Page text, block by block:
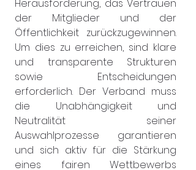
Herausforderung, das Vertrauen
der Mitglieder und der
Öffentlichkeit zurückzugewinnen.
Um dies zu erreichen, sind klare
und transparente Strukturen
sowie Entscheidungen
erforderlich. Der Verband muss
die Unabhängigkeit und
Neutralität seiner
Auswahlprozesse garantieren
und sich aktiv für die Stärkung
eines fairen Wettbewerbs